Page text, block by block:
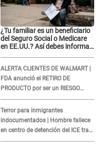
¿Tu familiar es un beneficiario
del Seguro Social o Medicare
en EE.UU.? Así debes informar
ALERTA CLIENTES DE WALMART |
FDA anunció el RETIRO DE
PRODUCTO por ser un RIESGO
MORTAL para consumidores: ¿Cuál
es?
Terror para inmigrantes
indocumentados | Hombre fallece
en centro de detención del ICE tras
sufrir una "emergencia médica"